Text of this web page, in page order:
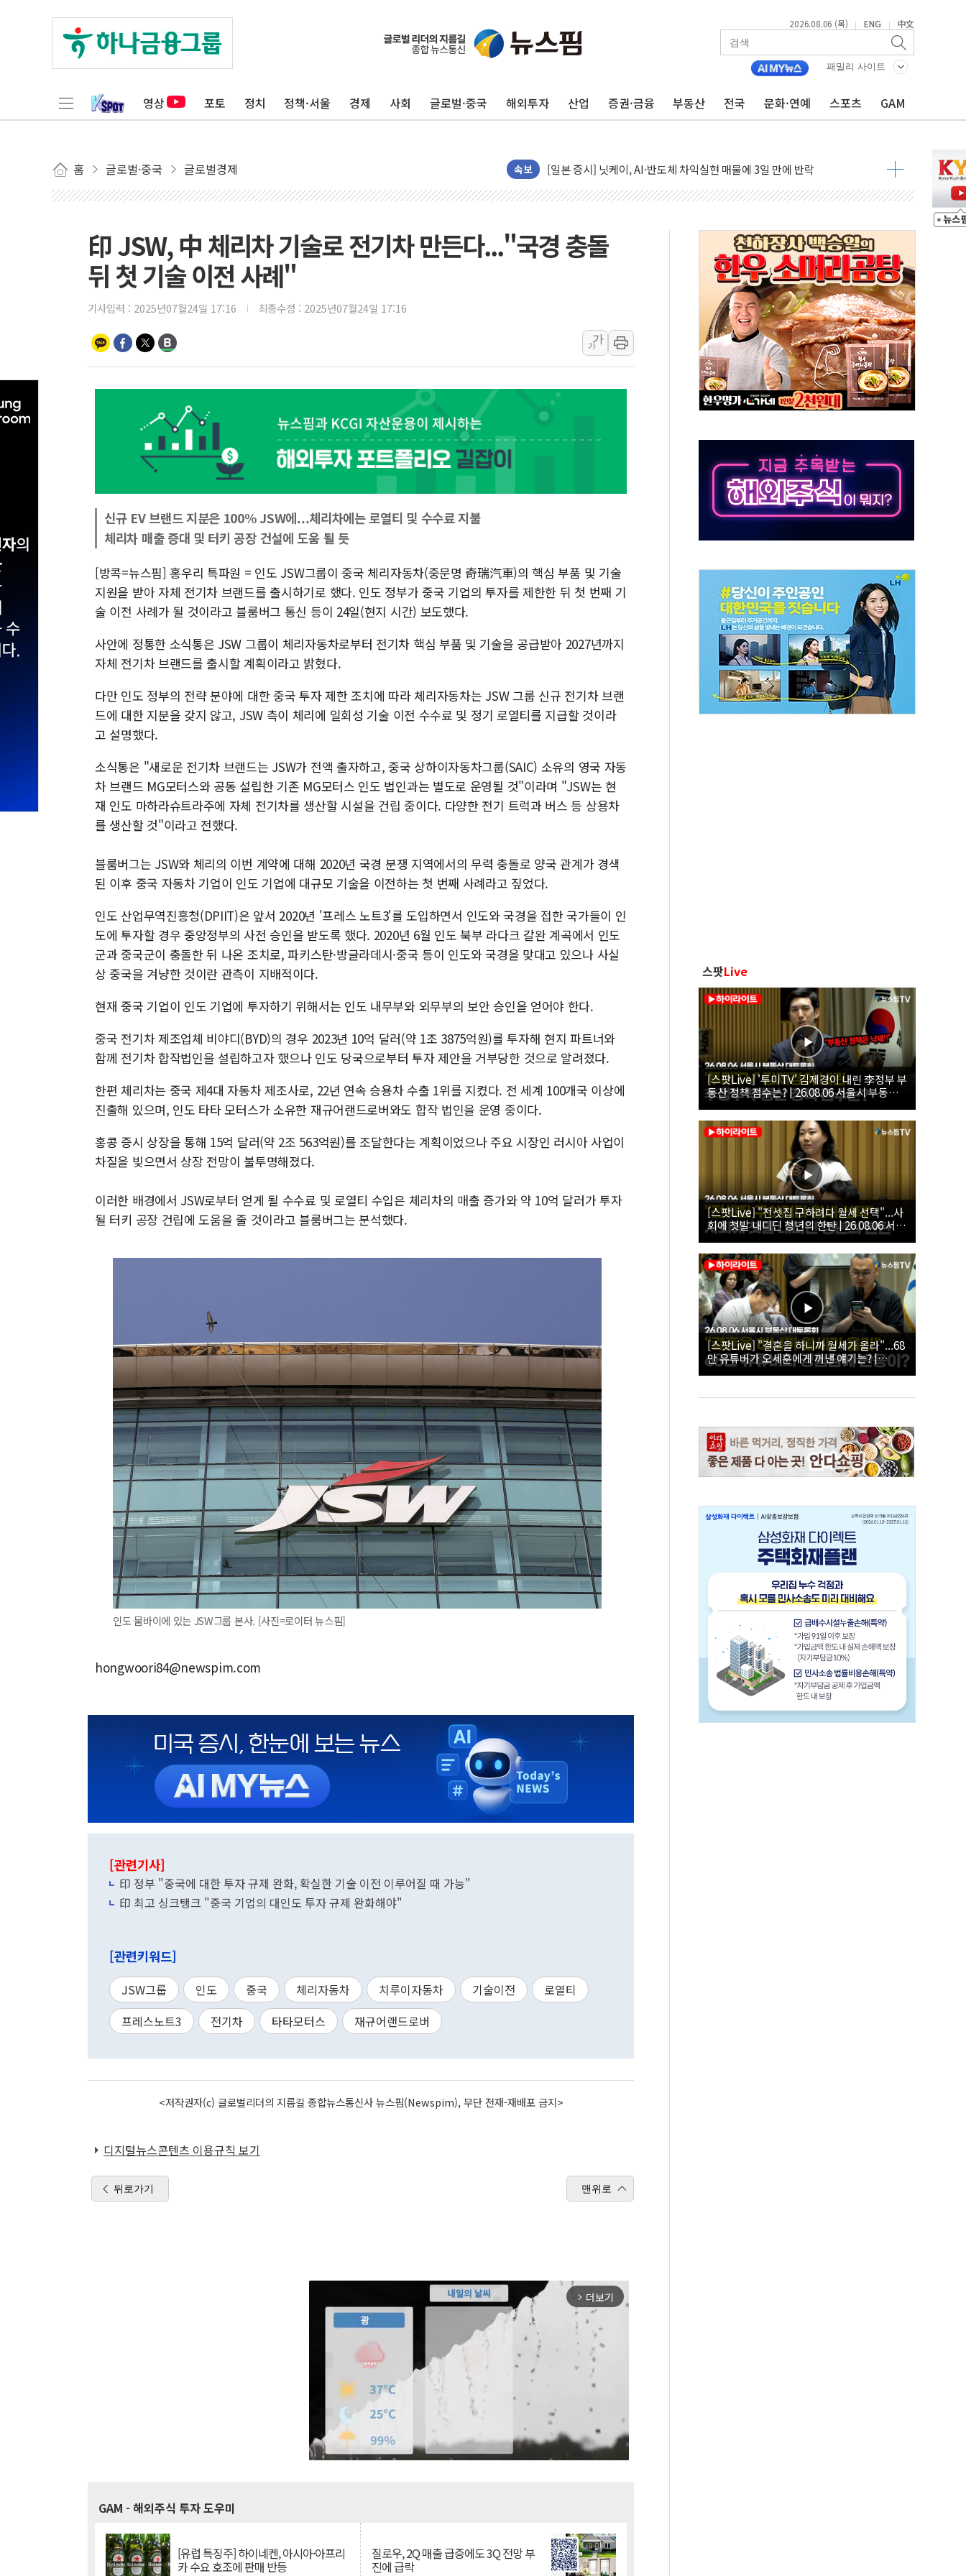
2026.08.06 (목) | ENG | 中文
패밀리 사이트
영상 포토 정치 정책·서울 경제 사회 글로벌·중국 해외투자 산업 증권·금융 부동산 전국 문화·연예 스포츠 GAM
홈 글로벌·중국 글로벌경제 속보
"신축 전세 부담에 구축으로"…서울 20년 초과 아파트 전셋값 상승률 1위
국내 최초 상업용 AI 데이터센터 포항서 '첫 삽'…2028년 가동 예정
[마감시황] 반도체가 흔든 코스피…4.58% 급락 속 코스닥만 웃었다
지적 장애 여성 강제 추행·스토킹 혐의 70대…경찰 불구속 입건
코인원, 카카오뱅크와 계좌 제휴 1년 연장 유력
고객 탓하며 배상 피하던 통신 3사…공정위에서 제동
파주 쇼핑백 제조 공장서 화재 4개 동 전소…인명피해 없어
10프로대 하락 마감한 SK하이닉스
4%대 하락 마감한 코스피
이성훈 LH 사장 "서울지역본부 청년주택으로"…직원 사기 회복도 숙제
KT&G, 상반기 역대 최대매출…중간배당금 2000원으로 상향
에이루트, 글로벌 리테일 박람회서 신규 채널 확보
[뉴스핌 뉴스레터 Today ANDA] 8월 6일
인천공항 여객터미널, 대형 미디어아트로 다채로운 볼거리 제공
해군, 독도 인근서 동해영토수호훈련 비공개 실시
여권 내부서도 제기되는 레버리지 책임론…정청래·조국, 김민석·靑에 공세
[단독] "입주민 갑질 아니다"…원주 A아파트 '입주민 3인방' 정면 반박
印 JSW, 中 체리차 기술로 전기차 만든다..."국경 충돌
뒤 첫 기술 이전 사례"
기사입력 : 2025년07월24일 17:16 최종수정 : 2025년07월24일 17:16
가
가
신규 EV 브랜드 지분은 100% JSW에...체리차에는 로열티 및 수수료 지불
체리차 매출 증대 및 터키 공장 건설에 도움 될 듯
[방콕=뉴스핌] 홍우리 특파원 = 인도 JSW그룹이 중국 체리자동차(중문명 奇瑞汽車)의 핵심 부품 및 기술
지원을 받아 자체 전기차 브랜드를 출시하기로 했다. 인도 정부가 중국 기업의 투자를 제한한 뒤 첫 번째 기
술 이전 사례가 될 것이라고 블룸버그 통신 등이 24일(현지 시간) 보도했다.
사안에 정통한 소식통은 JSW 그룹이 체리자동차로부터 전기차 핵심 부품 및 기술을 공급받아 2027년까지
자체 전기차 브랜드를 출시할 계획이라고 밝혔다.
다만 인도 정부의 전략 분야에 대한 중국 투자 제한 조치에 따라 체리자동차는 JSW 그룹 신규 전기차 브랜
드에 대한 지분을 갖지 않고, JSW 측이 체리에 일회성 기술 이전 수수료 및 정기 로열티를 지급할 것이라
고 설명했다.
소식통은 "새로운 전기차 브랜드는 JSW가 전액 출자하고, 중국 상하이자동차그룹(SAIC) 소유의 영국 자동
차 브랜드 MG모터스와 공동 설립한 기존 MG모터스 인도 법인과는 별도로 운영될 것"이라며 "JSW는 현
재 인도 마하라슈트라주에 자체 전기차를 생산할 시설을 건립 중이다. 다양한 전기 트럭과 버스 등 상용차
를 생산할 것"이라고 전했다.
블룸버그는 JSW와 체리의 이번 계약에 대해 2020년 국경 분쟁 지역에서의 무력 충돌로 양국 관계가 경색
된 이후 중국 자동차 기업이 인도 기업에 대규모 기술을 이전하는 첫 번째 사례라고 짚었다.
인도 산업무역진흥청(DPIIT)은 앞서 2020년 '프레스 노트3'를 도입하면서 인도와 국경을 접한 국가들이 인
도에 투자할 경우 중앙정부의 사전 승인을 받도록 했다. 2020년 6월 인도 북부 라다크 갈완 계곡에서 인도
군과 중국군이 충돌한 뒤 나온 조치로, 파키스탄·방글라데시·중국 등이 인도와 국경을 맞대고 있으나 사실
상 중국을 겨냥한 것이란 관측이 지배적이다.
현재 중국 기업이 인도 기업에 투자하기 위해서는 인도 내무부와 외무부의 보안 승인을 얻어야 한다.
중국 전기차 제조업체 비야디(BYD)의 경우 2023년 10억 달러(약 1조 3875억원)를 투자해 현지 파트너와
함께 전기차 합작법인을 설립하고자 했으나 인도 당국으로부터 투자 제안을 거부당한 것으로 알려졌다.
한편 체리차는 중국 제4대 자동차 제조사로, 22년 연속 승용차 수출 1위를 지켰다. 전 세계 100개국 이상에
진출해 있으며, 인도 타타 모터스가 소유한 재규어랜드로버와도 합작 법인을 운영 중이다.
홍콩 증시 상장을 통해 15억 달러(약 2조 563억원)를 조달한다는 계획이었으나 주요 시장인 러시아 사업이
차질을 빚으면서 상장 전망이 불투명해졌다.
이러한 배경에서 JSW로부터 얻게 될 수수료 및 로열티 수입은 체리차의 매출 증가와 약 10억 달러가 투자
될 터키 공장 건립에 도움을 줄 것이라고 블룸버그는 분석했다.
인도 뭄바이에 있는 JSW그룹 본사. [사진=로이터 뉴스핌]
hongwoori84@newspim.com
[관련기사]
印 정부 "중국에 대한 투자 규제 완화, 확실한 기술 이전 이루어질 때 가능"
印 최고 싱크탱크 "중국 기업의 대인도 투자 규제 완화해야"
[관련키워드]
JSW그룹 인도 중국 체리자동차 치루이자동차 기술이전
로열티
프레스노트3
전기차 타타모터스 재규어랜드로버
<저작권자(c) 글로벌리더의 지름길 종합뉴스통신사 뉴스핌(Newspim), 무단 전재-재배포 금지>
디지털뉴스콘텐츠 이용규칙 보기
뒤로가기 맨위로
arrow_forward_ios 더보기
GAM - 해외주식 투자 도우미
[유럽 특징주] 하이네켄, 아시아·아프리
카 수요 호조에 판매 반등
질로우, 2Q 매출 급증에도 3Q 전망 부
진에 급락
스팟Live
[스팟Live] '투미TV' 김제경이 내린 李정부 부
동산 정책 점수는? | 26.08.06 서울시 부동산
대토론회
[스팟Live] "전셋집 구하려다 월세 선택"...사
회에 첫발 내디딘 청년의 한탄 | 26.08.06 서울
시 부동산 대토론회
[스팟Live] "결혼을 하니까 월세가 올라"...68
만 유튜버가 오세훈에게 꺼낸 얘기는? |
26.08.06 서울시 부동산 대토론회